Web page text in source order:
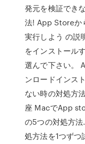
発元を検証でき
法! App Storeか
実行しよう の説
をインストール
選んで下さい。
ンロードインス
ない時の対処方
座 MacでApp
の5つの対処方
処方法を1つず